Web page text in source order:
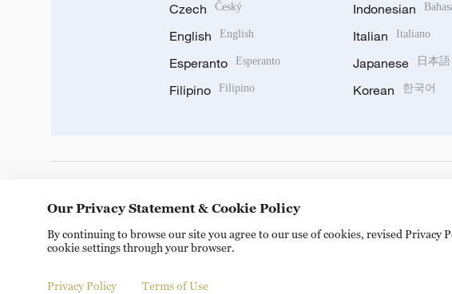
Czech Český
English English
Esperanto Esperanto
Filipino Filipino
Indonesian
Italian Italiano
Japanese 日本語
Korean 한국어
Copyright © 2024 CGTN. 京ICP备20000184号
Our Privacy Statement & Cookie Policy
By continuing to browse our site you agree to our use of cookies, revised Privacy
cookie settings through your browser.
Privacy Policy Terms of Use